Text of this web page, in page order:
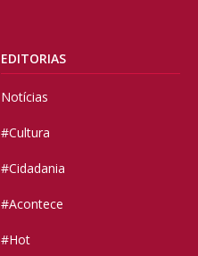
EDITORIAS
Notícias
#Cultura
#Cidadania
#Acontece
#Hot